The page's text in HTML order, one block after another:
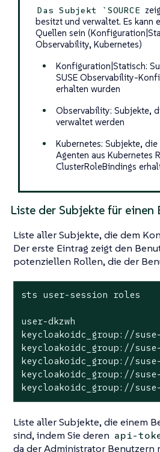
Das Subjekt `SOURCE
besitzt und verwaltet. Es kann
Quellen sein
Observability, Kubernetes)
Konfiguration|Statisch:
SUSE Observability-
erhalten wurden
Observability: Subjekte,
verwaltet werden
Kubernetes: Subjekte,
Agenten aus Kubernetes
ClusterRoleBindings
Liste der Subjekte für einen
Liste aller Subjekte, die dem
Der erste Eintrag zeigt den
potenziellen Rollen, die der
sts user-session roles
user-dkzwh
keycloakoidc_group://
keycloakoidc_group://
keycloakoidc_group://
keycloakoidc_group://
keycloakoidc_group://
Liste aller Subjekte, die einem
sind, indem Sie deren api-
da der Administrator Benutzern